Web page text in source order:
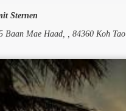
Sternen
Baan Mae Haad, , 84360 Koh Tao